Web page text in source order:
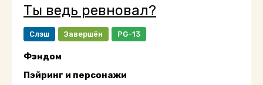
Ты ведь ревновал?
Слэш Завершён PG-13
Фэндом
Пэйринг и персонажи